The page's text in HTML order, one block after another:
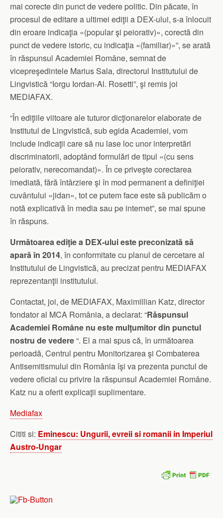
mai corecte din punct de vedere politic. Din păcate, în
procesul de editare a ultimei ediţii a DEX-ului, s-a înlocuit
din eroare indicaţia «(popular şi peiorativ)», corectă din
punct de vedere istoric, cu indicaţia «(familiar)»”, se arată
în răspunsul Academiei Române, semnat de
vicepreşedintele Marius Sala, directorul Institutului de
Lingvistică “Iorgu Iordan-Al. Rosetti”, şi remis joi
MEDIAFAX.
“În ediţiile viitoare ale tuturor dicţionarelor elaborate de
Institutul de Lingvistică, sub egida Academiei, vom
include indicaţii care să nu lase loc unor interpretări
discriminatorii, adoptând formulări de tipul «(cu sens
peiorativ, nerecomandat)». În ce priveşte corectarea
imediată, fără întârziere şi în mod permanent a definiţiei
cuvântului «jidan», tot ce putem face este să publicăm o
notă explicativă în media sau pe internet”, se mai spune
în răspuns.
Următoarea ediţie a DEX-ului este preconizată să
apară în 2014, în conformitate cu planul de cercetare al
Institutului de Lingvistică, au precizat pentru MEDIAFAX
reprezentanţii institutului.
Contactat, joi, de MEDIAFAX, Maximillian Katz, director
fondator al MCA România, a declarat: “Răspunsul
Academiei Române nu este mulţumitor din punctul
nostru de vedere“. El a mai spus că, în următoarea
perioadă, Centrul pentru Monitorizarea şi Combaterea
Antisemitismului din România îşi va prezenta punctul de
vedere oficial cu privire la răspunsul Academiei Române.
Katz nu a oferit explicaţii suplimentare.
Mediafax
Cititi si: Eminescu: Ungurii, evreii si romanii in Imperiul
Austro-Ungar